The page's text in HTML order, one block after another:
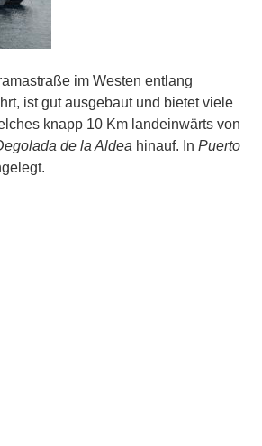
im Westen entlang
ist gut ausgebaut und bietet viele
knapp 10 Km landeinwärts von
de la Aldea hinauf. In Puerto